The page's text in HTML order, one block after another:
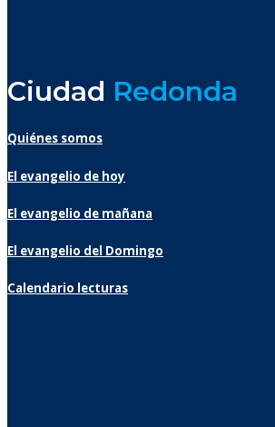
Ciudad Redonda
Quiénes somos
El evangelio de hoy
El evangelio de mañana
El evangelio del Domingo
Calendario lecturas